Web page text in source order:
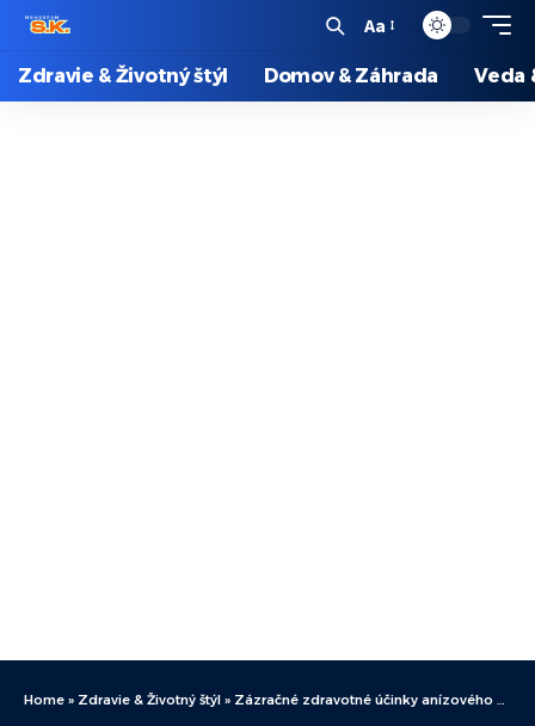
Aa
Zdravie & Životný štýl Domov & Záhrada Veda
Home » Zdravie & Životný štýl » Zázračné zdravotné účinky anízového čaju: Prečo ho konzumovať každý deň?